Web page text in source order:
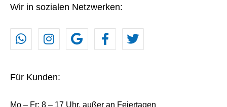
Wir in sozialen Netzwerken:
Für Kunden:
Mo – Fr: 8 – 17 Uhr, außer an Feiertagen